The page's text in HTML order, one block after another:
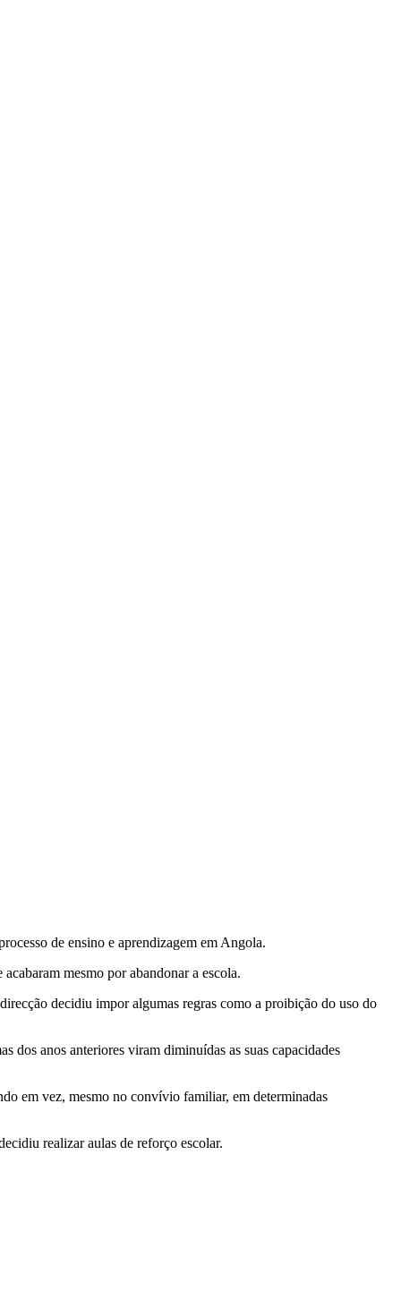
de ensino e aprendizagem em Angola.
mesmo por abandonar a escola.
decidiu impor algumas regras como a proibição do uso do
dos anos anteriores viram diminuídas as suas capacidades
em vez, mesmo no convívio familiar, em determinadas
realizar aulas de reforço escolar.